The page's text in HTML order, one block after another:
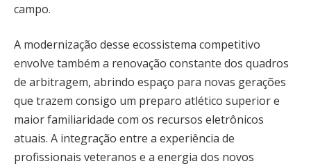
campo.
A modernização desse ecossistema competitivo
envolve também a renovação constante dos quadros
de arbitragem, abrindo espaço para novas gerações
que trazem consigo um preparo atlético superior e
maior familiaridade com os recursos eletrônicos
atuais. A integração entre a experiência de
profissionais veteranos e a energia dos novos